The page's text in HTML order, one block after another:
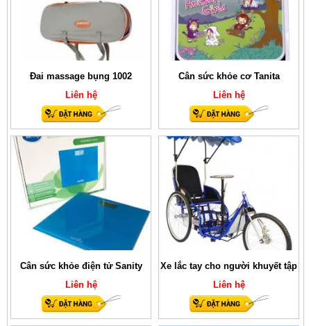
Đai massage bụng 1002
Liên hệ
Cân sức khỏe cơ Tanita
Liên hệ
Cân sức khỏe điện tử Sanity
Liên hệ
Xe lắc tay cho người khuyết tập
Liên hệ